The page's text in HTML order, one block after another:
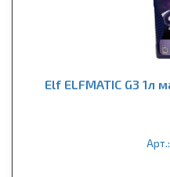
Elf ELFMATIC G3 1л